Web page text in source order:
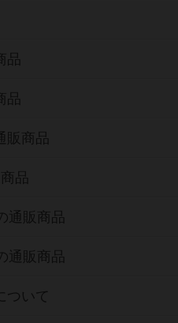
品
品
販商品
品
通販商品
通販商品
ついて